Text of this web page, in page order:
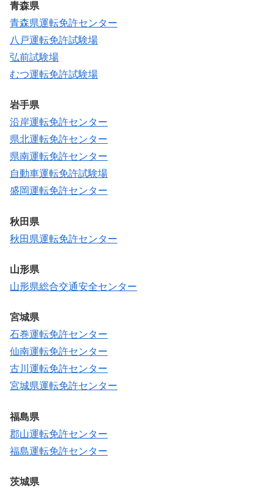
青森県
青森県運転免許センター
八戸運転免許試験場
弘前試験場
むつ運転免許試験場
岩手県
沿岸運転免許センター
県北運転免許センター
県南運転免許センター
自動車運転免許試験場
盛岡運転免許センター
秋田県
秋田県運転免許センター
山形県
山形県総合交通安全センター
宮城県
石巻運転免許センター
仙南運転免許センター
古川運転免許センター
宮城県運転免許センター
福島県
郡山運転免許センター
福島運転免許センター
茨城県